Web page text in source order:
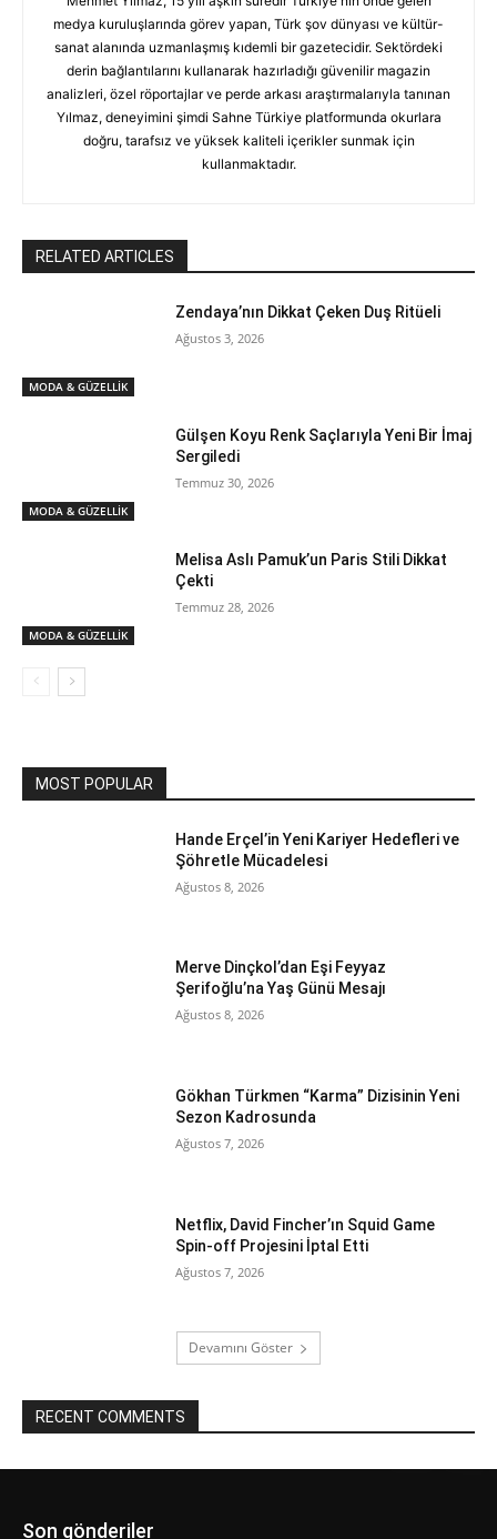
medya kuruluşlarında görev yapan, Türk şov dünyası ve kültür-
sanat alanında uzmanlaşmış kıdemli bir gazetecidir. Sektördeki
derin bağlantılarını kullanarak hazırladığı güvenilir magazin
analizleri, özel röportajlar ve perde arkası araştırmalarıyla tanınan
Yılmaz, deneyimini şimdi Sahne Türkiye platformunda okurlara
doğru, tarafsız ve yüksek kaliteli içerikler sunmak için
kullanmaktadır.
RELATED ARTICLES
MODA & GÜZELLİK
Zendaya’nın Dikkat Çeken Duş Ritüeli
Ağustos 3, 2026
MODA & GÜZELLİK
Gülşen Koyu Renk Saçlarıyla Yeni Bir İmaj
Sergiledi
Temmuz 30, 2026
MODA & GÜZELLİK
Melisa Aslı Pamuk’un Paris Stili Dikkat
Çekti
Temmuz 28, 2026
MOST POPULAR
Hande Erçel’in Yeni Kariyer Hedefleri ve
Şöhretle Mücadelesi
Ağustos 8, 2026
Merve Dinçkol’dan Eşi Feyyaz
Şerifoğlu’na Yaş Günü Mesajı
Ağustos 8, 2026
Gökhan Türkmen “Karma” Dizisinin Yeni
Sezon Kadrosunda
Ağustos 7, 2026
Netflix, David Fincher’ın Squid Game
Spin-off Projesini İptal Etti
Ağustos 7, 2026
Devamını Göster
RECENT COMMENTS
Son gönderiler